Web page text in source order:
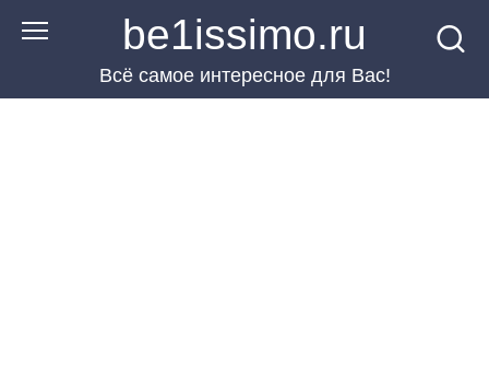
Перейти
be1issimo.ru
Всё самое интересное для Вас!